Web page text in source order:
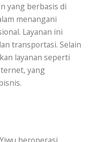
yang berbasis di
menangani
Layanan ini
transportasi. Selain
layanan seperti
yang